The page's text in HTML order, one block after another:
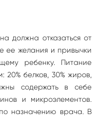
должна отказаться от
ее желания и привычки
ребенку. Питание
белков, 30% жиров,
содержать в себе
и микроэлементов.
назначению врача. В